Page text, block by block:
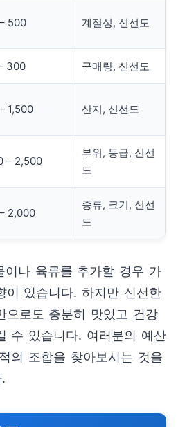
500 계절성, 신선도
300 구매량, 신선도
1,500 산지, 신선도
– 2,500
부위, 등급, 신선
도
2,000
종류, 크기, 신선
도
이나 육류를 추가할 경우 가
이 있습니다. 하지만 신선한
으로도 충분히 맛있고 건강
수 있습니다. 여러분의 예산
의 조합을 찾아보시는 것을